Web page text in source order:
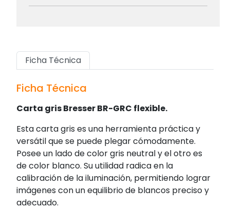
Ficha Técnica
Ficha Técnica
Carta gris Bresser BR-GRC flexible.
Esta carta gris es una herramienta práctica y
versátil que se puede plegar cómodamente.
Posee un lado de color gris neutral y el otro es
de color blanco. Su utilidad radica en la
calibración de la iluminación, permitiendo lograr
imágenes con un equilibrio de blancos preciso y
adecuado.